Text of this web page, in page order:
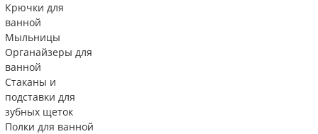
Крючки для
ванной
Мыльницы
Органайзеры для
ванной
Стаканы и
подставки для
зубных щеток
Полки для ванной